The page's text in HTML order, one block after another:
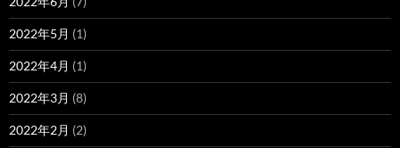
2022年5月 (1)
2022年4月 (1)
2022年3月 (8)
2022年2月 (2)